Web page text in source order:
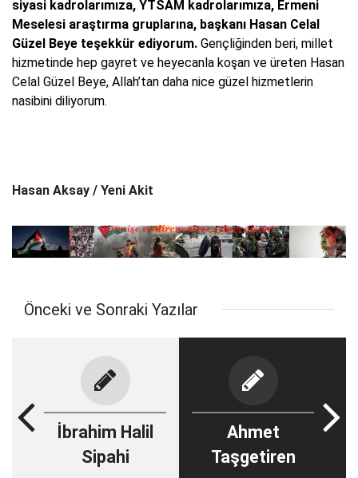
siyasi kadrolarımıza, YTSAM kadrolarımıza, Ermeni
Meselesi araştırma gruplarına, başkanı Hasan Celal
Güzel Beye teşekkür ediyorum. Gençliğinden beri, millet
hizmetinde hep gayret ve heyecanla koşan ve üreten Hasan
Celal Güzel Beye, Allah’tan daha nice güzel hizmetlerin
nasibini diliyorum.
Hasan Aksay / Yeni Akit
Önceki ve Sonraki Yazılar
İbrahim Halil
Sipahi
Ahmet
Taşgetiren